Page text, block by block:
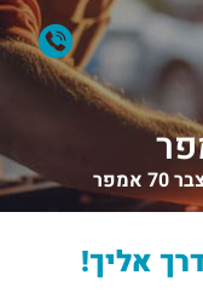
אמפר
אליך!